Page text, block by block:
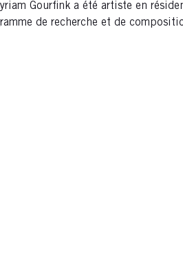
Gourfink a été artiste en
de recherche et de